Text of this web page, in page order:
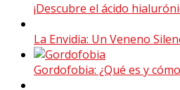
¡Descubre el ácido
La Envidia: Un Veneno
Gordofobia: ¿Qué es y